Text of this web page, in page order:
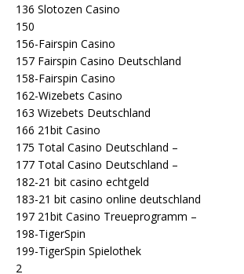
136 Slotozen Casino
150
156-Fairspin Casino
157 Fairspin Casino Deutschland
158-Fairspin Casino
162-Wizebets Casino
163 Wizebets Deutschland
166 21bit Casino
175 Total Casino Deutschland –
177 Total Casino Deutschland –
182-21 bit casino echtgeld
183-21 bit casino online deutschland
197 21bit Casino Treueprogramm –
198-TigerSpin
199-TigerSpin Spielothek
2